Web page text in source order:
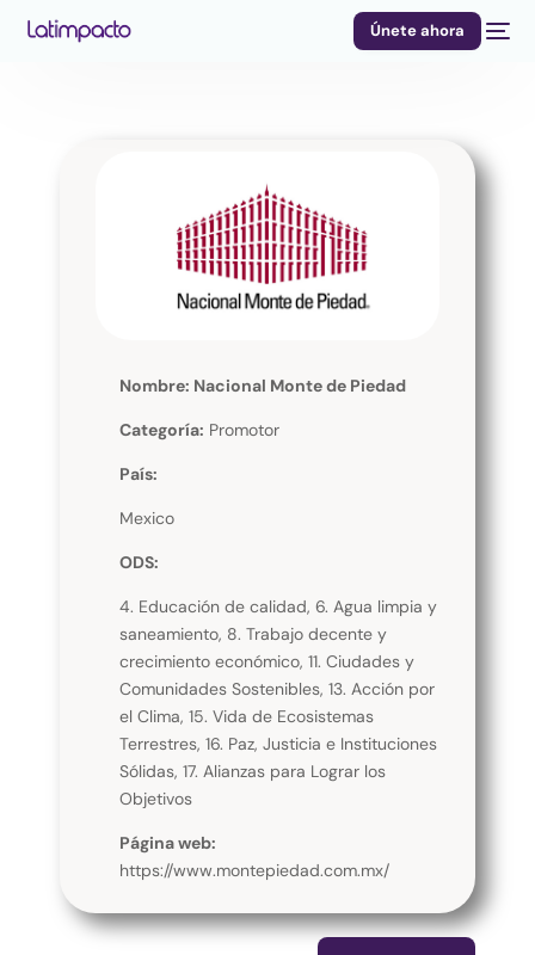
Únete ahora
Nombre: Nacional Monte de Piedad
Categoría: Promotor
País:
Mexico
ODS:
4. Educación de calidad, 6. Agua limpia y
saneamiento, 8. Trabajo decente y
crecimiento económico, 11. Ciudades y
Comunidades Sostenibles, 13. Acción por
el Clima, 15. Vida de Ecosistemas
Terrestres, 16. Paz, Justicia e Instituciones
Sólidas, 17. Alianzas para Lograr los
Objetivos
Página web:
https://www.montepiedad.com.mx/